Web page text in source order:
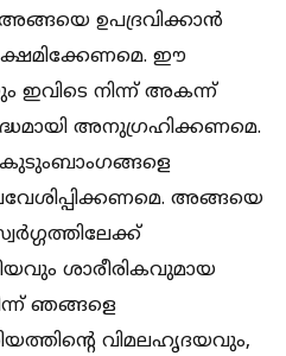
ഉപദ്രവിക്കാന്‍
ഈ
നിന്ന് അകന്ന്
അനുഗ്രഹിക്കണമെ.
അങ്ങയെ
ശാരീരികവുമായ
ഞങ്ങളെ
വിമലഹൃദയവും,